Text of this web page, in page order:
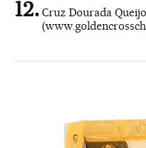
Cruz Dourada